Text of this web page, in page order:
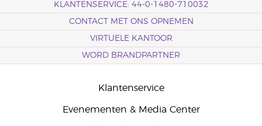
KLANTENSERVICE: 44-0-1480-710032
CONTACT MET ONS OPNEMEN
VIRTUELE KANTOOR
WORD BRANDPARTNER
Klantenservice
Evenementen & Media Center